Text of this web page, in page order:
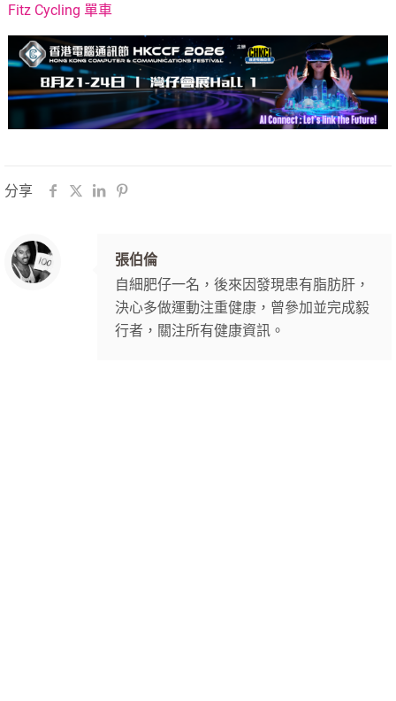
Fitz Cycling 單車
分享
張伯倫
自細肥仔一名，後來因發現患有脂肪肝，
決心多做運動注重健康，曾參加並完成毅
行者，關注所有健康資訊。